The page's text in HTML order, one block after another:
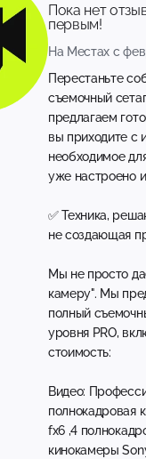
Пока нет
первым!
На Местах с
Перестаньте
съемочный
предлагаем
вы приходите с
необходимое
уже настроено
✅ Техника,
не создающая
Мы не просто
камеру". Мы
полный
уровня PRO,
стоимость:
Видео:
полнокадровая
fx6 ,4
кинокамеры